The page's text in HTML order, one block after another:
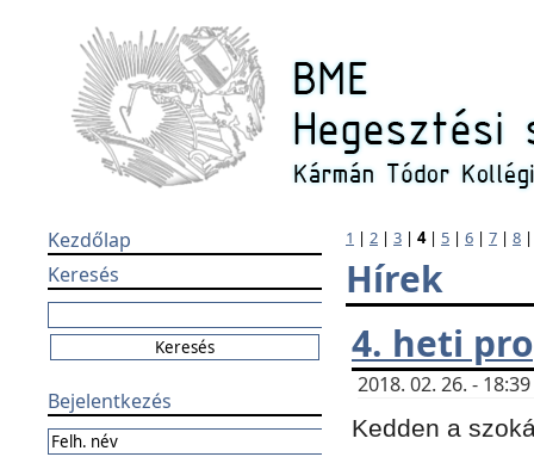
Kezdőlap
Keresés
Bejelentkezés
1 | 2 | 3 | 4| 5 | 6 | 7 | 8
Hírek
4. heti
2018. 02. 26. -
Kedden a